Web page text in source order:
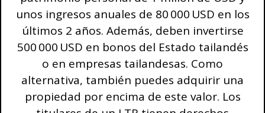
unos ingresos anuales de 80 000 USD en los
últimos 2 años. Además, deben invertirse
500 000 USD en bonos del Estado tailandés
o en empresas tailandesas. Como
alternativa, también puedes adquirir una
propiedad por encima de este valor. Los